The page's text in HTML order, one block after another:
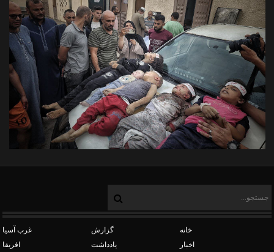
غرب آسیا
افریقا
گزارش
یادداشت
خانه
اخبار